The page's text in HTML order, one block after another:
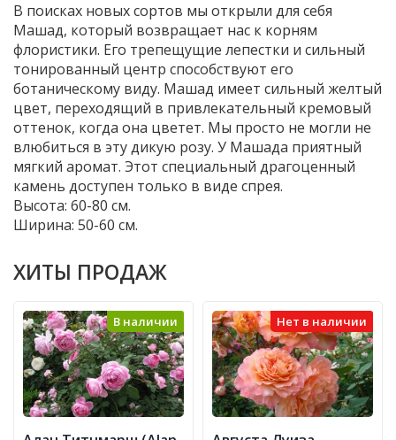
В поисках новых сортов мы открыли для себя
Машад, который возвращает нас к корням
флористики. Его трепещущие лепестки и сильный
тонированный центр способствуют его
ботаническому виду. Машад имеет сильный желтый
цвет, переходящий в привлекательный кремовый
оттенок, когда она цветет. Мы просто не могли не
влюбиться в эту дикую розу. У Машада приятный
мягкий аромат. Этот специальный драгоценный
камень доступен только в виде спрея.
Высота: 60-80 см.
Ширина: 50-60 см.
ХИТЫ ПРОДАЖ
В наличии Нет в наличии